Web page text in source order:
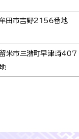
田市吉野2156番地
米市三潴町早津崎407